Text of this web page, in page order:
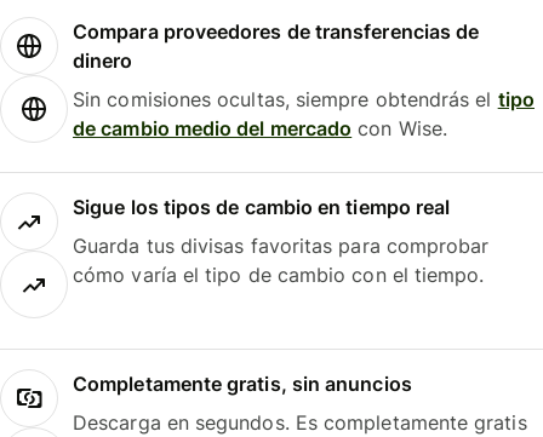
Compara proveedores de transferencias de
dinero
Sin comisiones ocultas, siempre obtendrás el tipo
de cambio medio del mercado con Wise.
Sigue los tipos de cambio en tiempo real
Guarda tus divisas favoritas para comprobar
cómo varía el tipo de cambio con el tiempo.
Completamente gratis, sin anuncios
Descarga en segundos. Es completamente gratis